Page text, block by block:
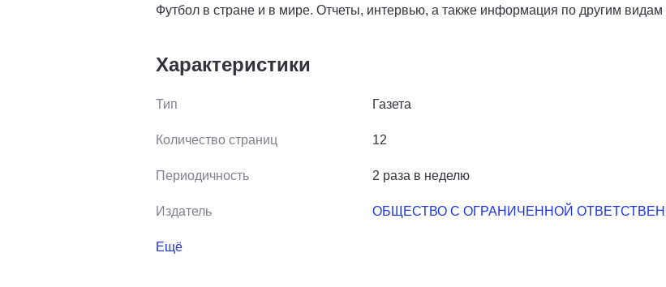
Футбол в стране и в мире. Отчеты, интервью, а также информация по другим видам
Характеристики
Тип Газета
Количество страниц 12
Периодичность 2 раза в неделю
Издатель ОБЩЕСТВО С ОГРАНИЧЕННОЙ
Ещё